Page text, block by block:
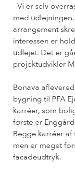
- Vi er selv
med
arrangement
interessen er
udlejet. Det er
projektudvikler
Bonava
bygning til PFA
karréer, som
første er
Begge karréer
men er meget
facadeudtryk.